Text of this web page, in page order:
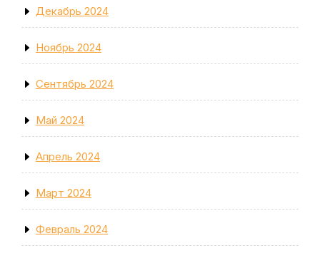
Декабрь 2024
Ноябрь 2024
Сентябрь 2024
Май 2024
Апрель 2024
Март 2024
Февраль 2024